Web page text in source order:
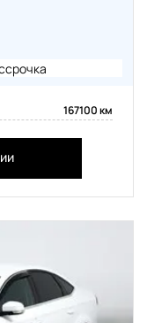
167100 км